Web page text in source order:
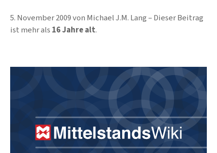
5. November 2009von Michael J.M. Lang
Dieser Beitrag
ist mehr als 16 Jahre alt.